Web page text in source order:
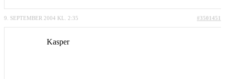
9. SEPTEMBER 2004 KL. 2:35 #3501451
Kasper